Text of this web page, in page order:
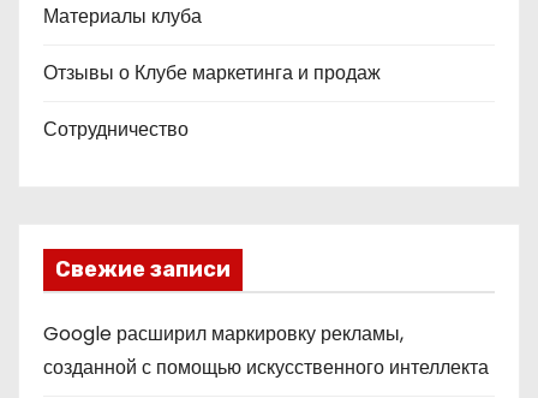
Материалы клуба
Отзывы о Клубе маркетинга и продаж
Сотрудничество
Свежие записи
Google расширил маркировку рекламы,
созданной с помощью искусственного интеллекта